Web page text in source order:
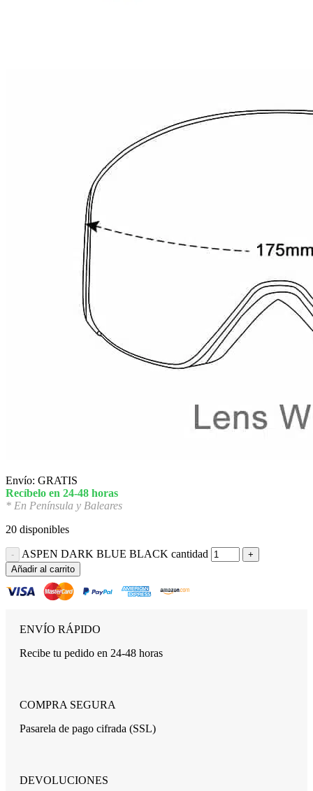
Envío: GRATIS
Recíbelo en 24-48 horas
* En Península y Baleares
20 disponibles
ASPEN DARK BLUE BLACK cantidad
Añadir al carrito
ENVÍO RÁPIDO
Recibe tu pedido en 24-48 horas
COMPRA SEGURA
Pasarela de pago cifrada (SSL)
DEVOLUCIONES